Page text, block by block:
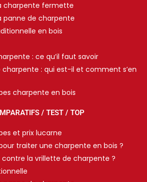
charpente fermette
panne de charpente
en bois
: ce qu’il faut savoir
charpente : qui est-il et comment s’en
charpente en bois
/ TEST / TOP
et prix lucarne
traiter une charpente en bois ?
la vrillette de charpente ?